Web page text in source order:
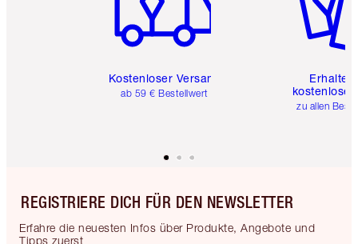
Kostenloser Versand
ab 59 € Bestellwert
Erhalte
kostenlose
zu allen
REGISTRIERE DICH FÜR DEN NEWSLETTER
Erfahre die neuesten Infos über Produkte, Angebote und
Tipps zuerst